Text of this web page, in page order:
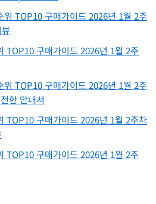
TOP10 구매가이드 2026년 1월 2주
TOP10 구매가이드 2026년 1월 2주
TOP10 구매가이드 2026년 1월 2주
한 안내서
TOP10 구매가이드 2026년 1월 2주차
TOP10 구매가이드 2026년 1월 2주